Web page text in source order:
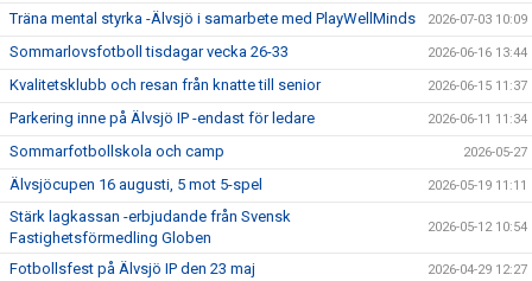
Träna mental styrka -Älvsjö i samarbete med PlayWellMinds 2026-07-03 10:09
Sommarlovsfotboll tisdagar vecka 26-33 2026-06-16 13:44
Kvalitetsklubb och resan från knatte till senior 2026-06-15 11:37
Parkering inne på Älvsjö IP -endast för ledare 2026-06-11 11:34
Sommarfotbollskola och camp 2026-05-27
Älvsjöcupen 16 augusti, 5 mot 5-spel 2026-05-19 11:11
Stärk lagkassan -erbjudande från Svensk
Fastighetsförmedling Globen
2026-05-12 10:54
Fotbollsfest på Älvsjö IP den 23 maj 2026-04-29 12:27